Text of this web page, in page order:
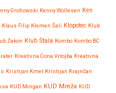
Grohowski Kenny Wollesen Ken
Klaus Filip Klemen Šali Klopotec Klub
Zakon Klub Štala Kombo Kombo BC
Kreativna Cona Vrtojba Kreativna
Kristijan Kmet Kristijan Krajnčan
KUD Morgan KUD Mreža KUD